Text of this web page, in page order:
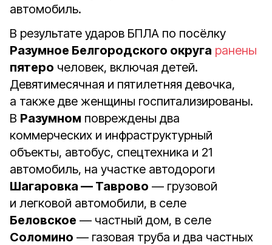
автомобиль.
В результате ударов БПЛА по посёлку
Разумное Белгородского округа ранены
пятеро человек, включая детей.
Девятимесячная и пятилетняя девочка,
а также две женщины госпитализированы.
В Разумном повреждены два
коммерческих и инфраструктурный
объекты, автобус, спецтехника и 21
автомобиль, на участке автодороги
Шагаровка — Таврово — грузовой
и легковой автомобили, в селе
Беловское — частный дом, в селе
Соломино — газовая труба и два частных